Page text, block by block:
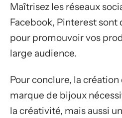
Maîtrisez les réseaux
Facebook, Pinterest sont
pour promouvoir vos
large audience.
Pour conclure, la
marque de bijoux
la créativité, mais aussi